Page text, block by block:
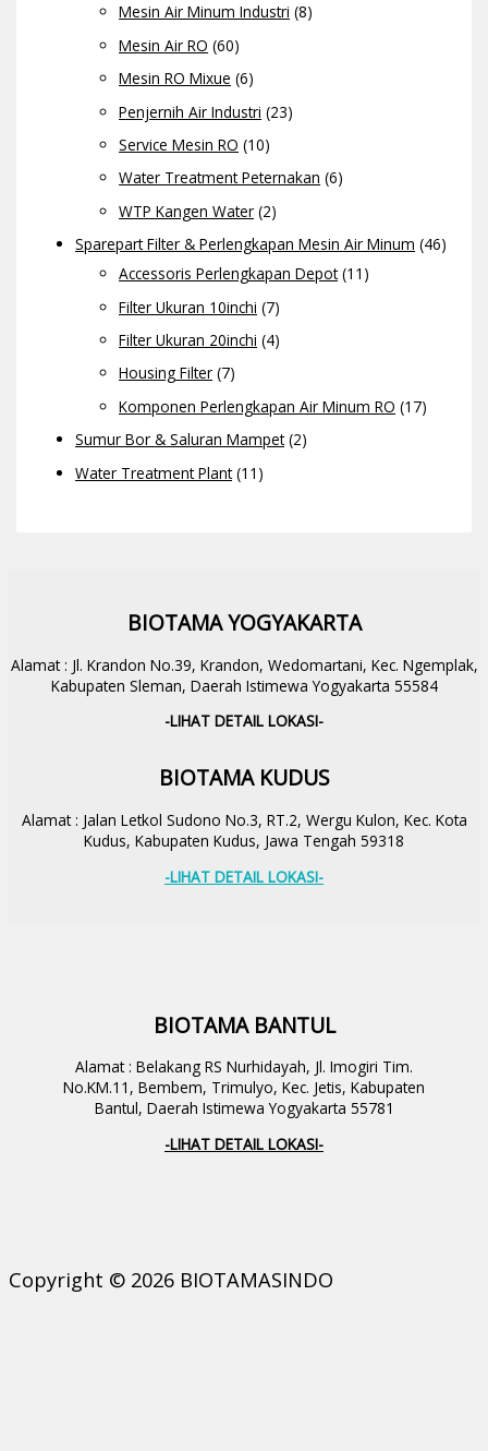
Mesin Air Minum Industri (8)
Mesin Air RO (60)
Mesin RO Mixue (6)
Penjernih Air Industri (23)
Service Mesin RO (10)
Water Treatment Peternakan (6)
WTP Kangen Water (2)
Sparepart Filter & Perlengkapan Mesin Air Minum (46)
Accessoris Perlengkapan Depot(11)
Filter Ukuran 10inchi (7)
Filter Ukuran 20inchi (4)
Housing Filter (7)
Komponen Perlengkapan Air Minum RO (17)
Sumur Bor & Saluran Mampet(2)
Water Treatment Plant(11)
BIOTAMA YOGYAKARTA
Alamat : Jl. Krandon No.39, Krandon, Wedomartani, Kec. Ngemplak,
Kabupaten Sleman, Daerah Istimewa Yogyakarta 55584
-LIHAT DETAIL LOKASI-
BIOTAMA KUDUS
Alamat : Jalan Letkol Sudono No.3, RT.2, Wergu Kulon, Kec. Kota
Kudus, Kabupaten Kudus, Jawa Tengah 59318
-LIHAT DETAIL LOKASI-
BIOTAMA BANTUL
Alamat : Belakang RS Nurhidayah, Jl. Imogiri Tim.
No.KM.11, Bembem, Trimulyo, Kec. Jetis, Kabupaten
Bantul, Daerah Istimewa Yogyakarta 55781
-LIHAT DETAIL LOKASI-
Copyright © 2026 BIOTAMASINDO